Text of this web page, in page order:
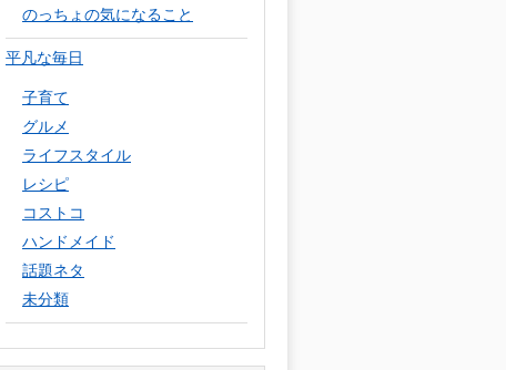
のっちょの気になること
平凡な毎日
子育て
グルメ
ライフスタイル
レシピ
コストコ
ハンドメイド
話題ネタ
未分類